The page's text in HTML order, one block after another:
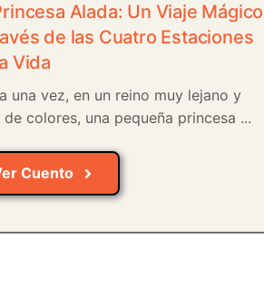
Alada: Un Viaje Mágico
de las Cuatro Estaciones
Vida
una vez, en un reino muy lejano y
de colores, una pequeña princesa ...
Cuento